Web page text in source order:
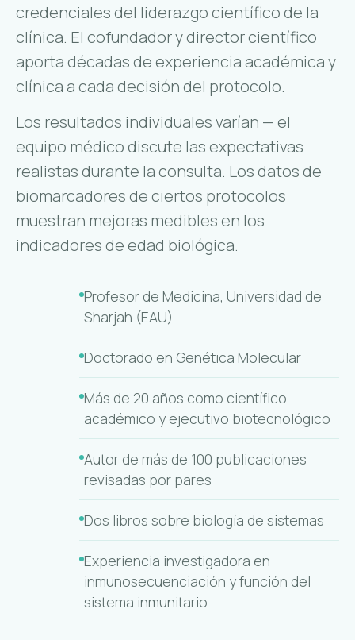
credenciales del liderazgo científico de la
clínica. El cofundador y director científico
aporta décadas de experiencia académica y
clínica a cada decisión del protocolo.
Los resultados individuales varían — el
equipo médico discute las expectativas
realistas durante la consulta. Los datos de
biomarcadores de ciertos protocolos
muestran mejoras medibles en los
indicadores de edad biológica.
Profesor de Medicina, Universidad de
Sharjah (EAU)
Doctorado en Genética Molecular
Más de 20 años como científico
académico y ejecutivo biotecnológico
Autor de más de 100 publicaciones
revisadas por pares
Dos libros sobre biología de sistemas
Experiencia investigadora en
inmunosecuenciación y función del
sistema inmunitario